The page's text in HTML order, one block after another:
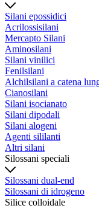
Silani epossidici
Acrilossisilani
Mercapto Silani
Aminosilani
Silani vinilici
Fenilsilani
Alchilsilani a catena
Cianosilani
Silani isocianato
Silani dipodali
Silani alogeni
Agenti sililanti
Altri silani
Silossani speciali
Silossani dual-end
Silossani di idrogeno
Silice colloidale